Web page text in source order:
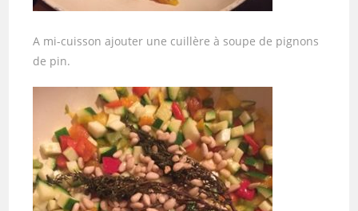
A mi-cuisson ajouter une cuillère à soupe de pignons
de pin.